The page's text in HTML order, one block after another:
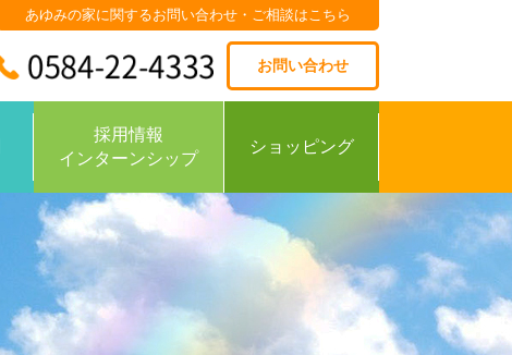
あゆみの家に関するお問い合わせ・ご相談はこちら
お問い合わせ
採用情報
インターンシップ
ショッピング